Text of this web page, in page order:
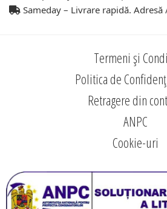
Sameday – Livrare rapidă. Adresă
Termeni și
Politica de
Retragere din
ANPC
Cookie-uri